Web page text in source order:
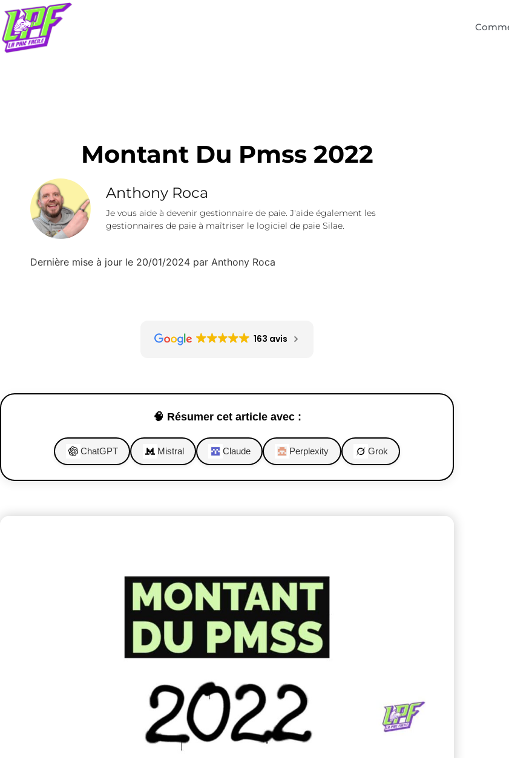
Montant Du Pmss 2022
Anthony Roca
Je vous aide à devenir gestionnaire de paie. J'aide également les
gestionnaires de paie à maîtriser le logiciel de paie Silae.
Dernière mise à jour le 20/01/2024 par Anthony Roca
163 avis
🧠 Résumer cet article avec :
ChatGPT Mistral Claude Perplexity Grok